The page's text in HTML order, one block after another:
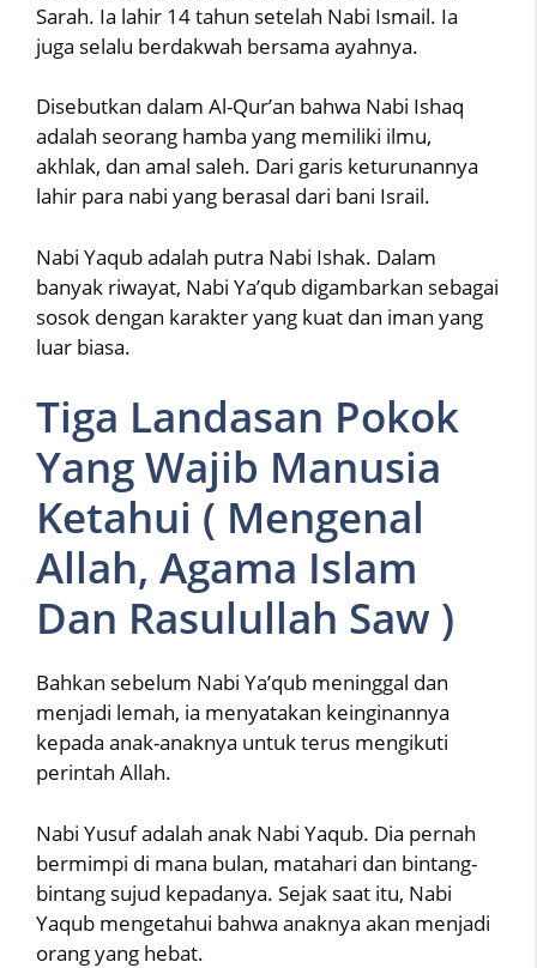
Sarah. Ia lahir 14 tahun setelah Nabi Ismail. Ia
juga selalu berdakwah bersama ayahnya.
Disebutkan dalam Al-Qur’an bahwa Nabi Ishaq
adalah seorang hamba yang memiliki ilmu,
akhlak, dan amal saleh. Dari garis keturunannya
lahir para nabi yang berasal dari bani Israil.
Nabi Yaqub adalah putra Nabi Ishak. Dalam
banyak riwayat, Nabi Ya’qub digambarkan sebagai
sosok dengan karakter yang kuat dan iman yang
luar biasa.
Tiga Landasan Pokok
Yang Wajib Manusia
Ketahui ( Mengenal
Allah, Agama Islam
Dan Rasulullah Saw )
Bahkan sebelum Nabi Ya’qub meninggal dan
menjadi lemah, ia menyatakan keinginannya
kepada anak-anaknya untuk terus mengikuti
perintah Allah.
Nabi Yusuf adalah anak Nabi Yaqub. Dia pernah
bermimpi di mana bulan, matahari dan bintang-
bintang sujud kepadanya. Sejak saat itu, Nabi
Yaqub mengetahui bahwa anaknya akan menjadi
orang yang hebat.